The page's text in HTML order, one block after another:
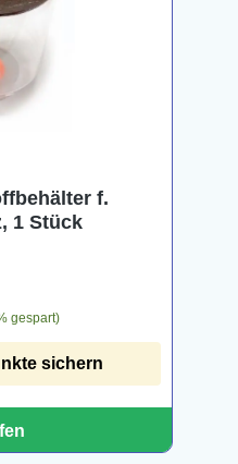
f.
1 Stück
gespart)
sichern